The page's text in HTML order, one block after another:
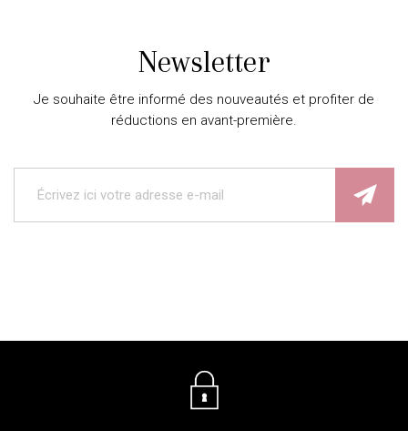
Newsletter
Je souhaite être informé des nouveautés et profiter de
réductions en avant-première.